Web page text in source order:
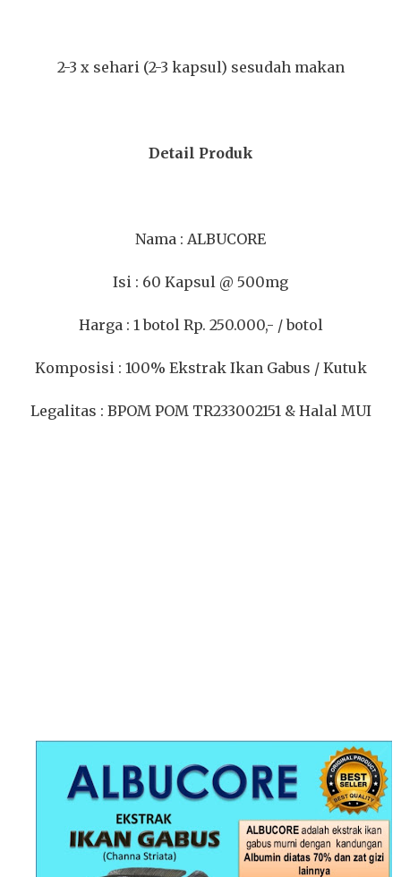
2-3 x sehari (2-3 kapsul) sesudah makan
Detail Produk
Nama : ALBUCORE
Isi : 60 Kapsul @ 500mg
Harga : 1 botol Rp. 250.000,- / botol
Komposisi : 100% Ekstrak Ikan Gabus / Kutuk
Legalitas : BPOM POM TR233002151 & Halal MUI